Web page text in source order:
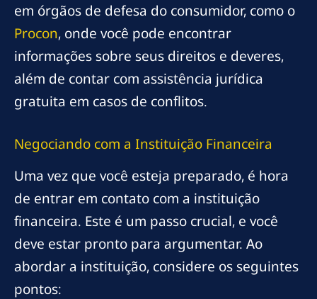
em órgãos de defesa do consumidor, como o
Procon, onde você pode encontrar
informações sobre seus direitos e deveres,
além de contar com assistência jurídica
gratuita em casos de conflitos.
Negociando com a Instituição Financeira
Uma vez que você esteja preparado, é hora
de entrar em contato com a instituição
financeira. Este é um passo crucial, e você
deve estar pronto para argumentar. Ao
abordar a instituição, considere os seguintes
pontos: